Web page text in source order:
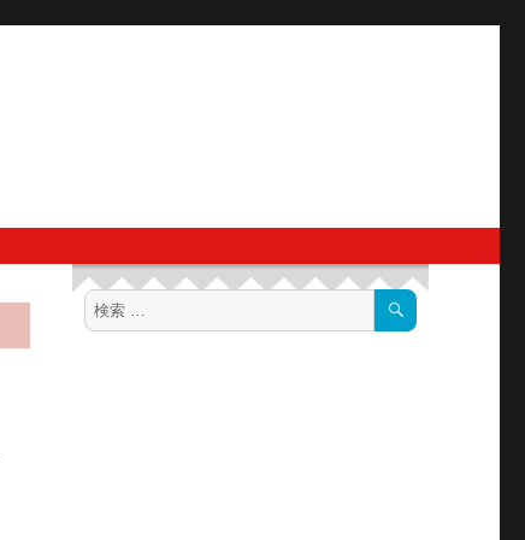
検
索
検